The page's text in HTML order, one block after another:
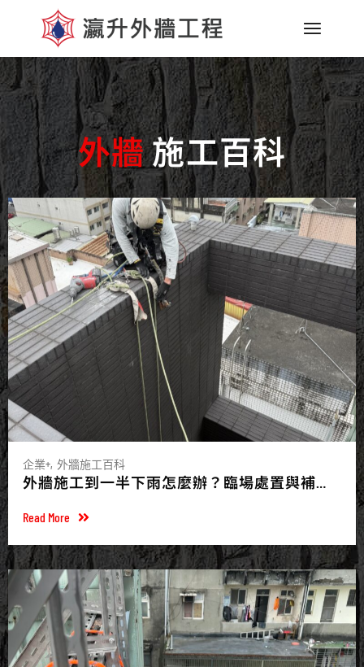
外牆施工百科
企業+ 外牆施工百科
外牆施工到一半下雨怎麼辦？臨場處置與補工
Read More